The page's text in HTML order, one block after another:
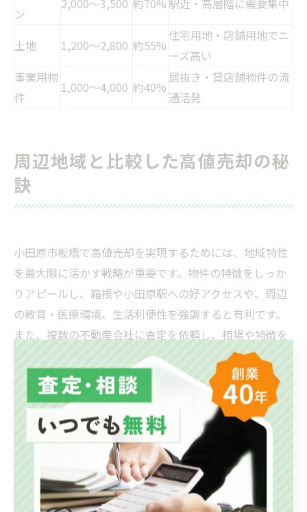
ン
2,000〜3,500 約70%駅近・高層階に需要集中
土地 1,200〜2,800 約55%
住宅用地・店舗用地でニ
ーズ高い
事業用物
件
1,000〜4,000 約40%
居抜き・貸店舗物件の流
通活発
周辺地域と比較した高値売却の秘
訣
小田原市板橋で高値売却を実現するためには、地域特性
を最大限に活かす戦略が重要です。物件の特徴をしっか
りアピールし、箱根や小田原駅への好アクセスや、周辺
の教育・医療環境、生活利便性を強調すると有利です。
また、複数の不動産会社に査定を依頼し、相場や特徴を
比較することで最適な売却プランを選択できます。リフ
ォームやホームステージングで物件価値を高めたり、成
約実績の多い企業に依頼するのもポイントです。
駅徒歩圏や商業施設近くの物件は高値で売れやすい
事業用物件は居抜き状態のまま譲渡することで需要アッ
地元の口コミや実績を持つ不動産会社に相談し、適切な